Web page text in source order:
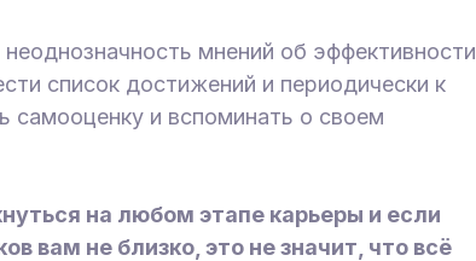
мнений об эффективности
список достижений и периодически к
и вспоминать о своем
на любом этапе карьеры и если
вам не близко, это не значит, что всё